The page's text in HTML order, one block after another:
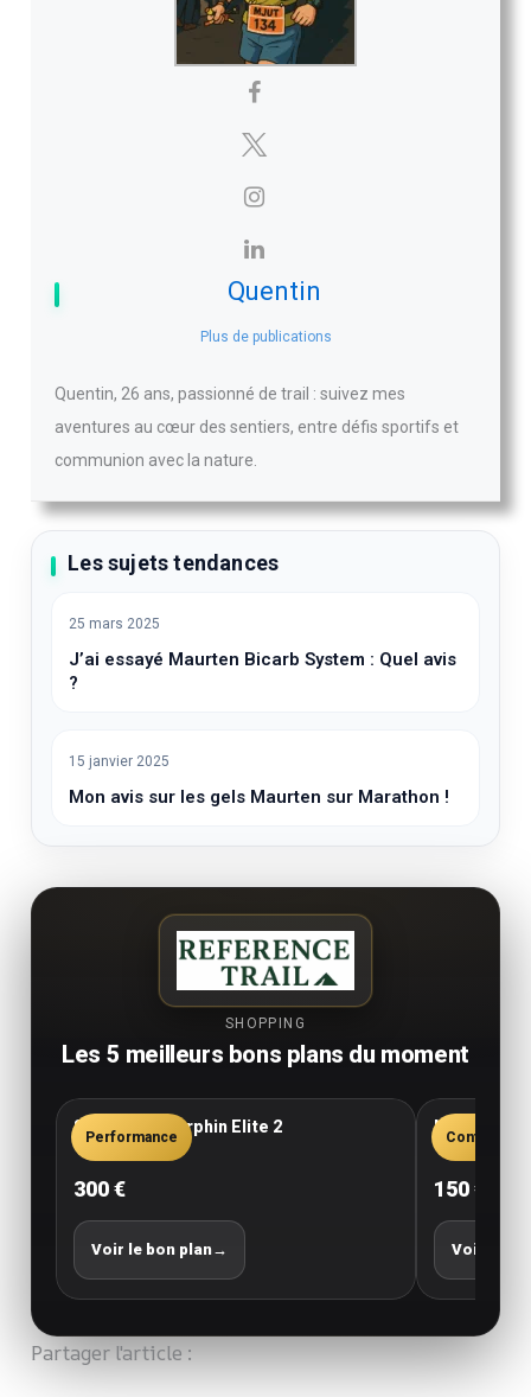
Quentin
Plus de publications
Quentin, 26 ans, passionné de trail : suivez mes
aventures au cœur des sentiers, entre défis sportifs et
communion avec la nature.
Les sujets tendances
25 mars 2025
J’ai essayé Maurten Bicarb System : Quel avis
?
15 janvier 2025
Mon avis sur les gels Maurten sur Marathon !
SHOPPING
Les 5 meilleurs bons plans du moment
Performance
Saucony Endorphin Elite 2
300 €
Voir le bon plan→
Confort
New
150 €
Voir le
Partager l'article :